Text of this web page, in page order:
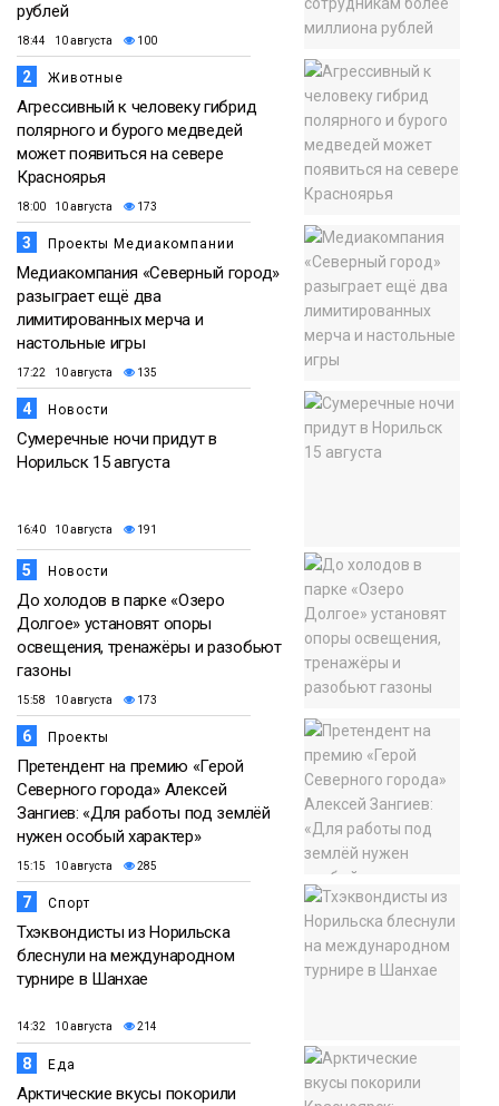
рублей
18:44 10 августа 100
2 Животные
Агрессивный к человеку гибрид
полярного и бурого медведей
может появиться на севере
Красноярья
18:00 10 августа 173
3 Проекты Медиакомпании
Медиакомпания «Северный город»
разыграет ещё два
лимитированных мерча и
настольные игры
17:22 10 августа 135
4 Новости
Сумеречные ночи придут в
Норильск 15 августа
16:40 10 августа 191
5 Новости
До холодов в парке «Озеро
Долгое» установят опоры
освещения, тренажёры и разобьют
газоны
15:58 10 августа 173
6 Проекты
Претендент на премию «Герой
Северного города» Алексей
Зангиев: «Для работы под землёй
нужен особый характер»
15:15 10 августа 285
7 Спорт
Тхэквондисты из Норильска
блеснули на международном
турнире в Шанхае
14:32 10 августа 214
8 Еда
Арктические вкусы покорили